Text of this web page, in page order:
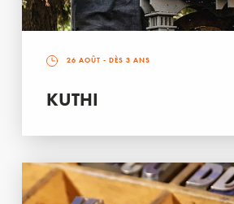
26 AOÛT - DÈS 3 ANS
KUTHI